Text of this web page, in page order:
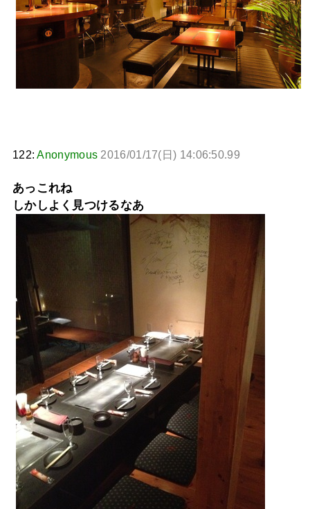
122:Anonymous 2016/01/17(日) 14:06:50.99
あっこれね
しかしよく見つけるなあ